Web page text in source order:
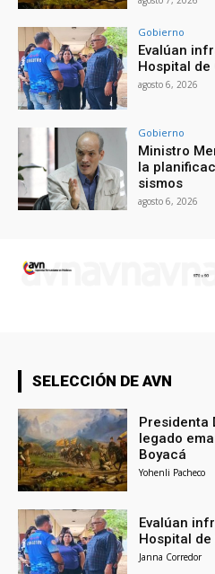
Gobierno
Evalúan
Hospital de
agosto 6, 2026
Gobierno
Ministro
la
sismos
agosto 6, 2026
SELECCIÓN DE AVN
Presidenta
legado
Boyacá
Yohenli Pacheco
Evalúan
Hospital de
Janna Corredor